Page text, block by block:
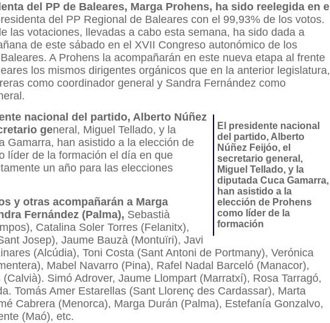
del PP de Baleares, Marga Prohens, ha sido reelegida en el
del PP Regional de Baleares con el 99,93% de los votos.
las votaciones, llevadas a cabo esta semana, ha sido dada a
de este sábado en el XVII Congreso autonómico de los
A Prohens la acompañarán en este nueva etapa al frente
los mismos dirigentes orgánicos que en la anterior legislatura,
como coordinador general y Sandra Fernández como
El presidente nacional
del partido, Alberto
Núñez Feijóo, el
secretario general,
Miguel Tellado, y la
diputada Cuca Gamarra,
han asistido a la
elección de Prohens
como líder de la
formación
nacional del partido, Alberto Núñez
general, Miguel Tellado, y la
Gamarra, han asistido a la elección de
líder de la formación el día en que
un año para las elecciones
y otras acompañarán a Marga
Fernández (Palma), Sebastià
Catalina Soler Torres (Felanitx),
Josep), Jaume Bauzà (Montuïri), Javi
(Alcúdia), Toni Costa (Sant Antoni de Portmany), Verónica
Mabel Navarro (Pina), Rafel Nadal Barceló (Manacor),
Simó Adrover, Jaume Llompart (Marratxí), Rosa Tarragó,
Tomás Amer Estarellas (Sant Llorenç des Cardassar), Marta
Cabrera (Menorca), Marga Durán (Palma), Estefanía Gonzalvo,
(Maó), etc.